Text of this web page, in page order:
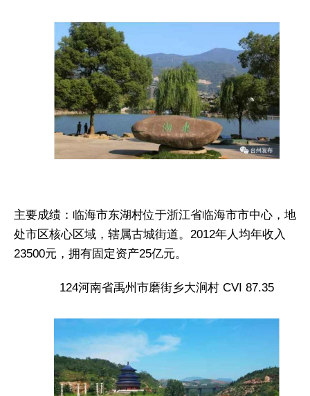
主要成绩：临海市东湖村位于浙江省临海市市中心，地
处市区核心区域，辖属古城街道。2012年人均年收入
23500元，拥有固定资产25亿元。
124河南省禹州市磨街乡大涧村 CVI 87.35